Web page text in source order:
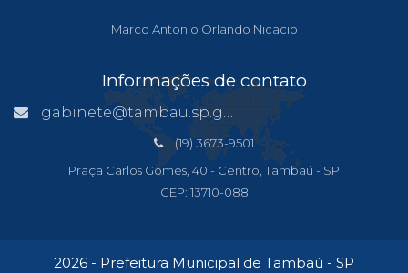
Marco Antonio Orlando Nicacio
Informações de contato
gabinete@tambau.sp.gov.br
(19) 3673-9501
Praça Carlos Gomes, 40 - Centro, Tambaú - SP
CEP: 13710-088
2026 - Prefeitura Municipal de Tambaú - SP